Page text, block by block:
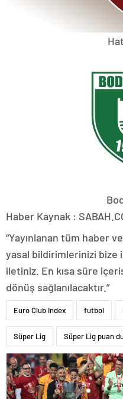
Haber Kaynak :
“Yayınlanan tüm haber
yasal bildirimlerinizi bize
iletiniz. En kısa süre
dönüş sağlanılacaktır.”
Euro Club Index futbol
Süper Lig Süper Lig puan